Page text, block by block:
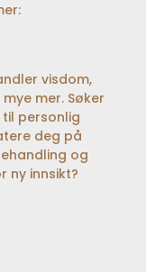
visdom,
mer. Søker
personlig
deg på
og
ny innsikt?